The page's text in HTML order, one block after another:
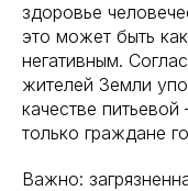
здоровье
это может быть
негативным.
жителей Земли
качестве
только граждане
Важно: